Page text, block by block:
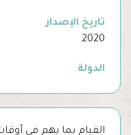
تاريخ الإصدار
2020
الدولة
القيام بما يهم في